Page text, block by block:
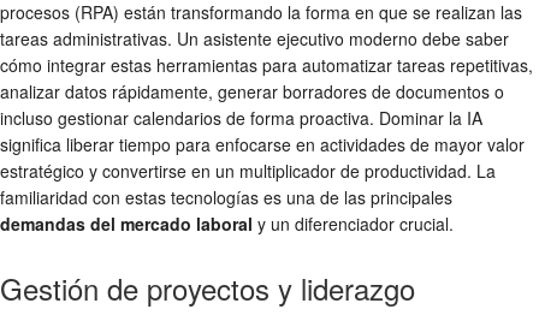
procesos (RPA) están transformando la forma en que se realizan las
tareas administrativas. Un asistente ejecutivo moderno debe saber
cómo integrar estas herramientas para automatizar tareas repetitivas,
analizar datos rápidamente, generar borradores de documentos o
incluso gestionar calendarios de forma proactiva. Dominar la IA
significa liberar tiempo para enfocarse en actividades de mayor valor
estratégico y convertirse en un multiplicador de productividad. La
familiaridad con estas tecnologías es una de las principales
demandas del mercado laboral y un diferenciador crucial.
Gestión de proyectos y liderazgo